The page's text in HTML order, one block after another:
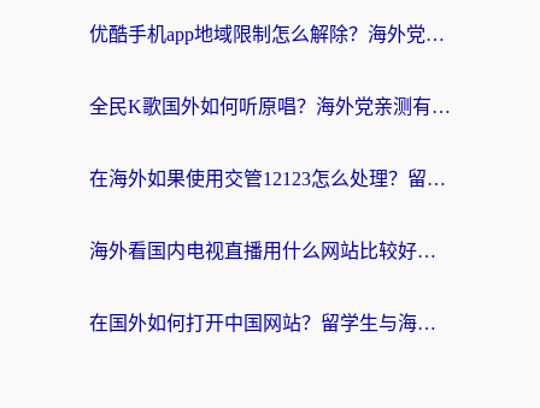
优酷手机app地域限制怎么解除？海外党亲测有效的追剧方案
全民K歌国外如何听原唱？海外党亲测有效的回国加速器选择指南
在海外如果使用交管12123怎么处理？留学生亲测有效的回国加速方案
海外看国内电视直播用什么网站比较好？一篇解决你所有追剧难题的实用指南
在国外如何打开中国网站？留学生与海外华人的无缝访问指南